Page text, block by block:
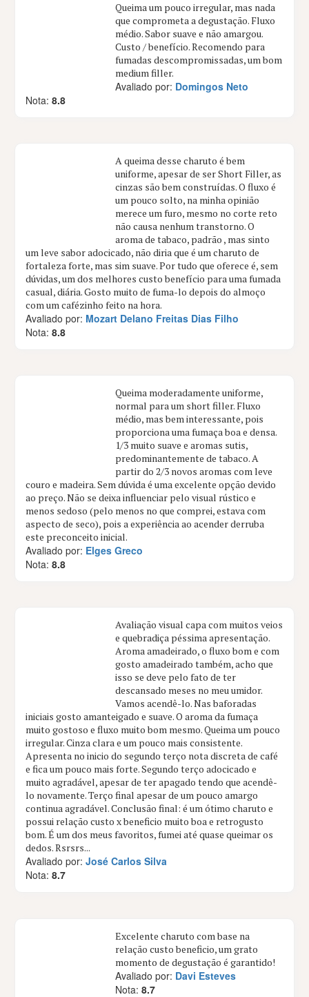
Queima um pouco irregular, mas nada
que comprometa a degustação. Fluxo
médio. Sabor suave e não amargou.
Custo / benefício. Recomendo para
fumadas descompromissadas, um bom
medium filler.
Avaliado por: Domingos Neto
Nota:8.8
A queima desse charuto é bem
uniforme, apesar de ser Short Filler, as
cinzas são bem construídas. O fluxo é
um pouco solto, na minha opinião
merece um furo, mesmo no corte reto
não causa nenhum transtorno. O
aroma de tabaco, padrão , mas sinto
um leve sabor adocicado, não diria que é um charuto de
fortaleza forte, mas sim suave. Por tudo que oferece é, sem
dúvidas, um dos melhores custo benefício para uma fumada
casual, diária. Gosto muito de fuma-lo depois do almoço
com um cafézinho feito na hora.
Avaliado por: Mozart Delano Freitas Dias Filho
Nota:8.8
Queima moderadamente uniforme,
normal para um short filler. Fluxo
médio, mas bem interessante, pois
proporciona uma fumaça boa e densa.
1/3 muito suave e aromas sutis,
predominantemente de tabaco. A
partir do 2/3 novos aromas com leve
couro e madeira. Sem dúvida é uma excelente opção devido
ao preço. Não se deixa influenciar pelo visual rústico e
menos sedoso (pelo menos no que comprei, estava com
aspecto de seco), pois a experiência ao acender derruba
este preconceito inicial.
Avaliado por: Elges Greco
Nota:8.8
Avaliação visual capa com muitos veios
e quebradiça péssima apresentação.
Aroma amadeirado, o fluxo bom e com
gosto amadeirado também, acho que
isso se deve pelo fato de ter
descansado meses no meu umidor.
Vamos acendê-lo. Nas baforadas
iniciais gosto amanteigado e suave. O aroma da fumaça
muito gostoso e fluxo muito bom mesmo. Queima um pouco
irregular. Cinza clara e um pouco mais consistente.
Apresenta no inicio do segundo terço nota discreta de café
e fica um pouco mais forte. Segundo terço adocicado e
muito agradável, apesar de ter apagado tendo que acendê-
lo novamente. Terço final apesar de um pouco amargo
continua agradável. Conclusão final: é um ótimo charuto e
possui relação custo x beneficio muito boa e retrogusto
bom. É um dos meus favoritos, fumei até quase queimar os
dedos. Rsrsrs...
Avaliado por:José Carlos Silva
Nota:8.7
Excelente charuto com base na
relação custo beneficio, um grato
momento de degustação é garantido!
Avaliado por: Davi Esteves
Nota:8.7